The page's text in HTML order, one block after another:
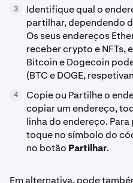
3
Identifique qual o
partilhar, dependendo
Os seus endereços
receber crypto e NFTs,
Bitcoin e Dogecoin
(BTC e DOGE,
4
Copie ou Partilhe o
copiar um endereço,
linha do endereço.
toque no símbolo do
no botão Partilhar.
Em alternativa, pode